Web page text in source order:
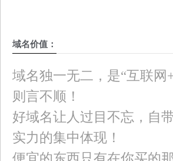
域名价值：
域名独一无二，是“互联
则言不顺！
好域名让人过目不忘，自
实力的集中体现！